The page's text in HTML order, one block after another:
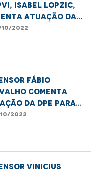
Isabel Lopzic,
atuação da
para garantir
2022
Fábio
comenta
da DPE para
direitos dos
2022
Vinicius